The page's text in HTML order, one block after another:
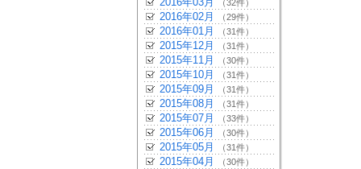
（32件）
2016年02月 （29件）
2016年01月 （31件）
2015年12月 （31件）
2015年11月 （30件）
2015年10月 （31件）
2015年09月 （31件）
2015年08月 （31件）
2015年07月 （33件）
2015年06月 （30件）
2015年05月 （31件）
2015年04月 （30件）